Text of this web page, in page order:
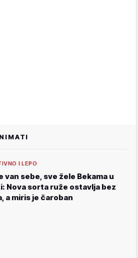
I LEPO
van sebe, sve žele Bekama u
Nova sorta ruže ostavlja bez
a miris je čaroban